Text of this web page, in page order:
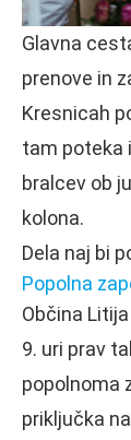
Glavna
prenove in
Kresnicah
tam poteka
bralcev ob
kolona.
Dela naj bi
Popolna
Občina
9. uri prav
popolnoma
priključka